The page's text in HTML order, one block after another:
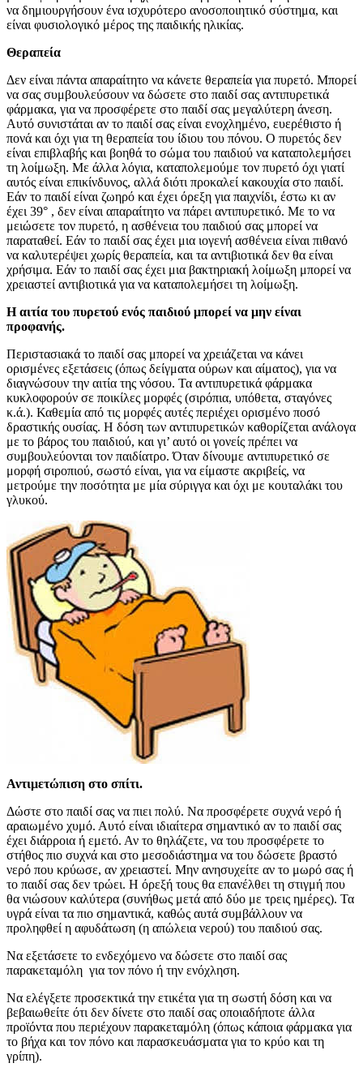
να δημιουργήσουν ένα ισχυρότερο ανοσοποιητικό σύστημα, και
είναι φυσιολογικό μέρος της παιδικής ηλικίας.
Θεραπεία
Δεν είναι πάντα απαραίτητο να κάνετε θεραπεία για πυρετό. Μπορεί
να σας συμβουλεύσουν να δώσετε στο παιδί σας αντιπυρετικά
φάρμακα, για να προσφέρετε στο παιδί σας μεγαλύτερη άνεση.
Αυτό συνιστάται αν το παιδί σας είναι ενοχλημένο, ευερέθιστο ή
πονά και όχι για τη θεραπεία του ίδιου του πόνου. Ο πυρετός δεν
είναι επιβλαβής και βοηθά το σώμα του παιδιού να καταπολεμήσει
τη λοίμωξη. Με άλλα λόγια, καταπολεμούμε τον πυρετό όχι γιατί
αυτός είναι επικίνδυνος, αλλά διότι προκαλεί κακουχία στο παιδί.
Εάν το παιδί είναι ζωηρό και έχει όρεξη για παιχνίδι, έστω κι αν
έχει 39° , δεν είναι απαραίτητο να πάρει αντιπυρετικό. Με το να
μειώσετε τον πυρετό, η ασθένεια του παιδιού σας μπορεί να
παραταθεί. Εάν το παιδί σας έχει μια ιογενή ασθένεια είναι πιθανό
να καλυτερέψει χωρίς θεραπεία, και τα αντιβιοτικά δεν θα είναι
χρήσιμα. Εάν το παιδί σας έχει μια βακτηριακή λοίμωξη μπορεί να
χρειαστεί αντιβιοτικά για να καταπολεμήσει τη λοίμωξη.
Η αιτία του πυρετού ενός παιδιού μπορεί να μην είναι
προφανής.
Περιστασιακά το παιδί σας μπορεί να χρειάζεται να κάνει
ορισμένες εξετάσεις (όπως δείγματα ούρων και αίματος), για να
διαγνώσουν την αιτία της νόσου. Τα αντιπυρετικά φάρμακα
κυκλοφορούν σε ποικίλες μορφές (σιρόπια, υπόθετα, σταγόνες
κ.ά.). Καθεμία από τις μορφές αυτές περιέχει ορισμένο ποσό
δραστικής ουσίας. Η δόση των αντιπυρετικών καθορίζεται ανάλογα
με το βάρος του παιδιού, και γι’ αυτό οι γονείς πρέπει να
συμβουλεύονται τον παιδίατρο. Όταν δίνουμε αντιπυρετικό σε
μορφή σιροπιού, σωστό είναι, για να είμαστε ακριβείς, να
μετρούμε την ποσότητα με μία σύριγγα και όχι με κουταλάκι του
γλυκού.
Αντιμετώπιση στο σπίτι.
Δώστε στο παιδί σας να πιει πολύ. Να προσφέρετε συχνά νερό ή
αραιωμένο χυμό. Αυτό είναι ιδιαίτερα σημαντικό αν το παιδί σας
έχει διάρροια ή εμετό. Αν το θηλάζετε, να του προσφέρετε το
στήθος πιο συχνά και στο μεσοδιάστημα να του δώσετε βραστό
νερό που κρύωσε, αν χρειαστεί. Μην ανησυχείτε αν το μωρό σας ή
το παιδί σας δεν τρώει. Η όρεξή τους θα επανέλθει τη στιγμή που
θα νιώσουν καλύτερα (συνήθως μετά από δύο με τρεις ημέρες). Τα
υγρά είναι τα πιο σημαντικά, καθώς αυτά συμβάλλουν να
προληφθεί η αφυδάτωση (η απώλεια νερού) του παιδιού σας.
Να εξετάσετε το ενδεχόμενο να δώσετε στο παιδί σας
παρακεταμόλη για τον πόνο ή την ενόχληση.
Να ελέγξετε προσεκτικά την ετικέτα για τη σωστή δόση και να
βεβαιωθείτε ότι δεν δίνετε στο παιδί σας οποιαδήποτε άλλα
προϊόντα που περιέχουν παρακεταμόλη (όπως κάποια φάρμακα για
το βήχα και τον πόνο και παρασκευάσματα για το κρύο και τη
γρίπη).